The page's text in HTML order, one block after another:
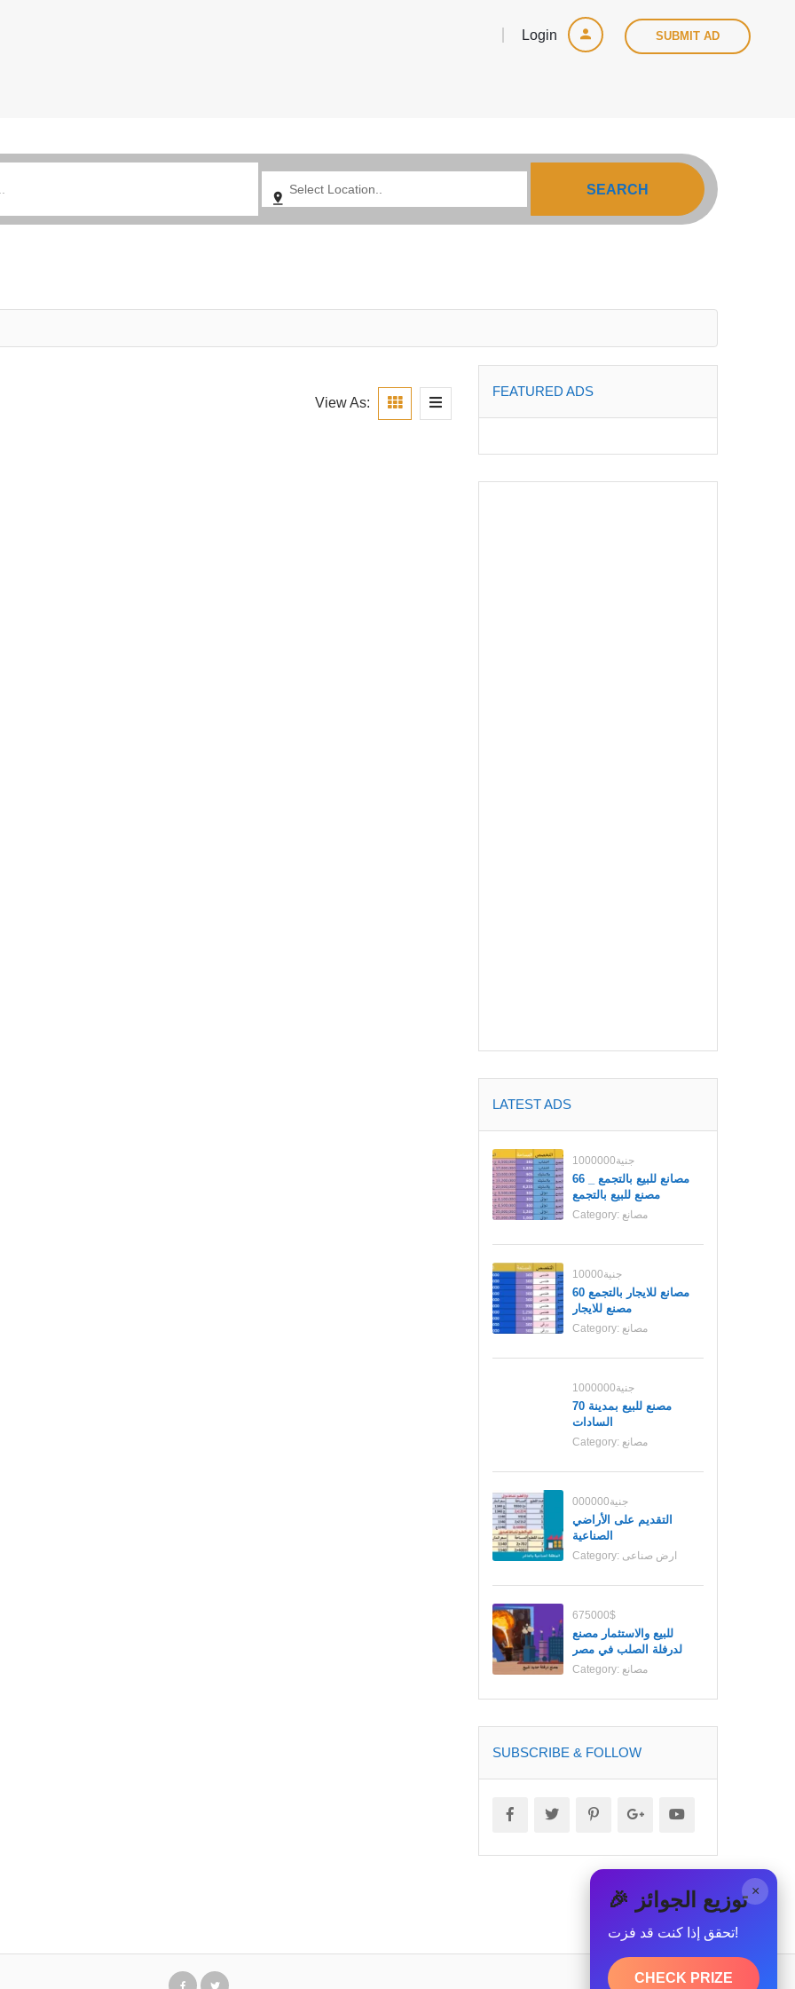
Login SUBMIT AD
SEARCH
View As:
FEATURED ADS
LATEST ADS
1000000جنية
مصانع للبيع بالتجمع _ 66
مصنع للبيع بالتجمع
Category: مصانع
10000جنية
مصانع للايجار بالتجمع 60
مصنع للايجار
Category: مصانع
1000000جنية
70 مصنع للبيع بمدينة
السادات
Category: مصانع
000000جنية
التقديم على الأراضي
الصناعية
Category: ارض صناعى
675000$
للبيع والاستثمار مصنع
لدرفلة الصلب في مصر
Category: مصانع
SUBSCRIBE & FOLLOW
× 🎉 توزيع الجوائز
تحقق إذا كنت قد فزت!
CHECK PRIZE